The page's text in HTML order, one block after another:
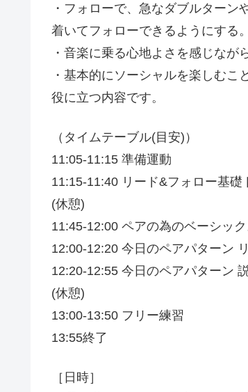
・フォローで、急なダブルター
着いてフォローできるようにする
・音楽に乗る心地よさを感じなが
・基本的にソーシャルを楽しむ
役に立つ内容です。
（タイムテーブル(目安)）
11:05-11:15 準備運動
11:15-11:40 リード&フォロー基
(休憩)
11:45-12:00 ペアの為のベーシッ
12:00-12:20 今日のペアパターン
12:20-12:55 今日のペアパターン
(休憩)
13:00-13:50 フリー練習
13:55終了
［日時］